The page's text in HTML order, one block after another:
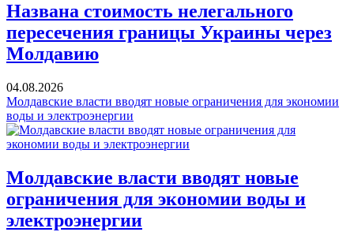
Названа стоимость нелегального
пересечения границы Украины через
Молдавию
04.08.2026
Молдавские власти вводят новые ограничения для экономии
воды и электроэнергии
Молдавские власти вводят новые
ограничения для экономии воды и
электроэнергии